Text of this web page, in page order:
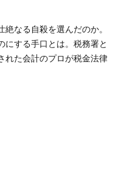
なる自殺を選んだのか。
にする手口とは。税務署と
れた会計のプロが税金法律